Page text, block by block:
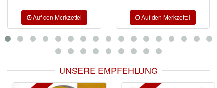
UNSERE EMPFEHLUNG